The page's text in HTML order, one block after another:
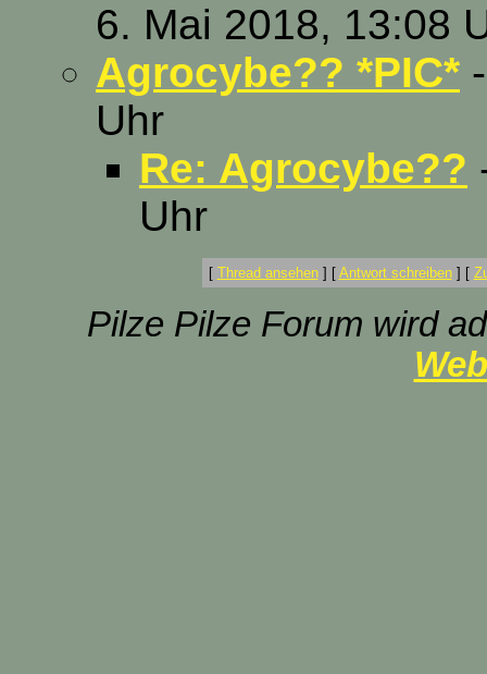
6. Mai 2018, 13:08
Agrocybe?? *PIC*
Uhr
Re: Agrocybe??
Uhr
[ Thread ansehen] [ Antwort schreiben] [
Pilze Pilze Forum wird